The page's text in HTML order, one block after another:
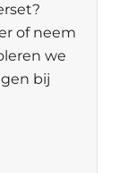
of neem
we
bij